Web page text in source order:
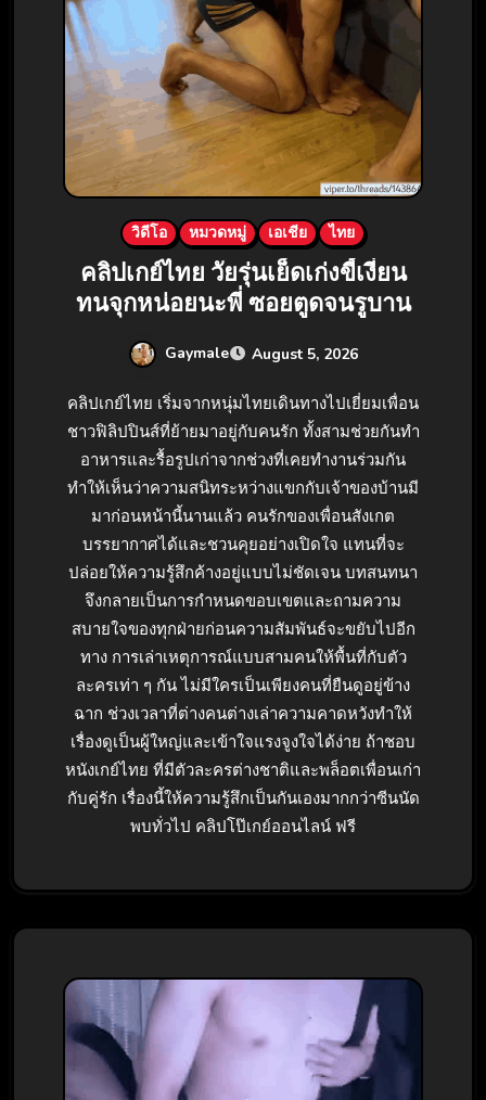
วิดีโอ หมวดหมู่ เอเชีย ไทย
คลิปเกย์ไทย วัยรุ่นเย็ดเก่งขี้เงี่ยน
ทนจุกหน่อยนะพี่ ซอยตูดจนรูบาน
Gaymale August 5, 2026
คลิปเกย์ไทย เริ่มจากหนุ่มไทยเดินทางไปเยี่ยมเพื่อน
ชาวฟิลิปปินส์ที่ย้ายมาอยู่กับคนรัก ทั้งสามช่วยกันทำ
อาหารและรื้อรูปเก่าจากช่วงที่เคยทำงานร่วมกัน
ทำให้เห็นว่าความสนิทระหว่างแขกกับเจ้าของบ้านมี
มาก่อนหน้านี้นานแล้ว คนรักของเพื่อนสังเกต
บรรยากาศได้และชวนคุยอย่างเปิดใจ แทนที่จะ
ปล่อยให้ความรู้สึกค้างอยู่แบบไม่ชัดเจน บทสนทนา
จึงกลายเป็นการกำหนดขอบเขตและถามความ
สบายใจของทุกฝ่ายก่อนความสัมพันธ์จะขยับไปอีก
ทาง การเล่าเหตุการณ์แบบสามคนให้พื้นที่กับตัว
ละครเท่า ๆ กัน ไม่มีใครเป็นเพียงคนที่ยืนดูอยู่ข้าง
ฉาก ช่วงเวลาที่ต่างคนต่างเล่าความคาดหวังทำให้
เรื่องดูเป็นผู้ใหญ่และเข้าใจแรงจูงใจได้ง่าย ถ้าชอบ
หนังเกย์ไทย ที่มีตัวละครต่างชาติและพล็อตเพื่อนเก่า
กับคู่รัก เรื่องนี้ให้ความรู้สึกเป็นกันเองมากกว่าซีนนัด
พบทั่วไป คลิปโป๊เกย์ออนไลน์ ฟรี